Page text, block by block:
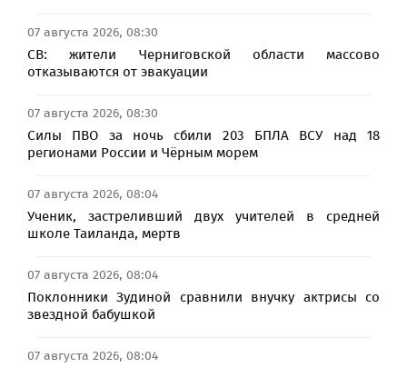
07 августа 2026, 08:30
СВ: жители Черниговской области массово
отказываются от эвакуации
07 августа 2026, 08:30
Силы ПВО за ночь сбили 203 БПЛА ВСУ над 18
регионами России и Чёрным морем
07 августа 2026, 08:04
Ученик, застреливший двух учителей в средней
школе Таиланда, мертв
07 августа 2026, 08:04
Поклонники Зудиной сравнили внучку актрисы со
звездной бабушкой
07 августа 2026, 08:04